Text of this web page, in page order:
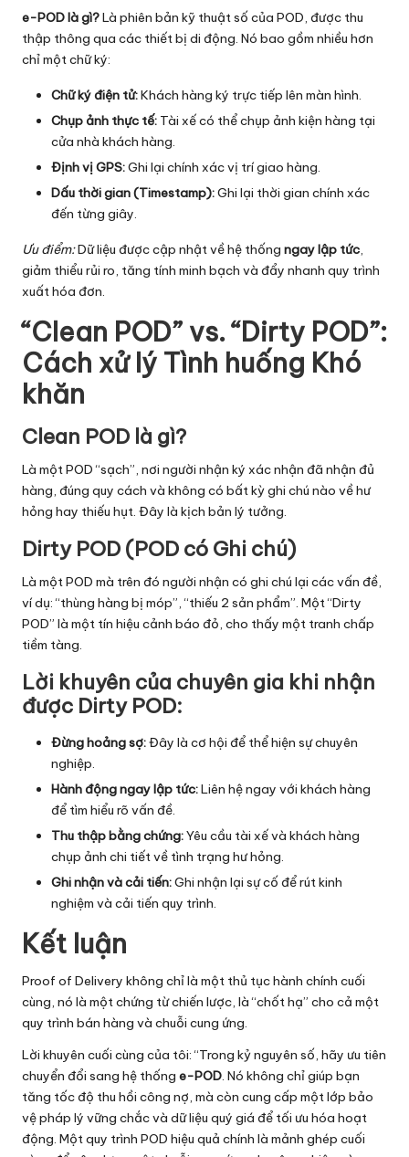
e-POD là gì?Là phiên bản kỹ thuật số của POD, được thu
thập thông qua các thiết bị di động. Nó bao gồm nhiều hơn
chỉ một chữ ký:
Chữ ký điện tử:Khách hàng ký trực tiếp lên màn hình.
Chụp ảnh thực tế: Tài xế có thể chụp ảnh kiện hàng tại
cửa nhà khách hàng.
Định vị GPS:Ghi lại chính xác vị trí giao hàng.
Dấu thời gian (Timestamp):Ghi lại thời gian chính xác
đến từng giây.
Ưu điểm:Dữ liệu được cập nhật về hệ thống ngay lập tức,
giảm thiểu rủi ro, tăng tính minh bạch và đẩy nhanh quy trình
xuất hóa đơn.
“Clean POD” vs. “Dirty POD”:
Cách xử lý Tình huống Khó
khăn
Clean POD là gì?
Là một POD “sạch”, nơi người nhận ký xác nhận đã nhận đủ
hàng, đúng quy cách và không có bất kỳ ghi chú nào về hư
hỏng hay thiếu hụt. Đây là kịch bản lý tưởng.
Dirty POD (POD có Ghi chú)
Là một POD mà trên đó người nhận có ghi chú lại các vấn đề,
ví dụ: “thùng hàng bị móp”, “thiếu 2 sản phẩm”. Một “Dirty
POD” là một tín hiệu cảnh báo đỏ, cho thấy một tranh chấp
tiềm tàng.
Lời khuyên của chuyên gia khi nhận
được Dirty POD:
Đừng hoảng sợ:Đây là cơ hội để thể hiện sự chuyên
nghiệp.
Hành động ngay lập tức:Liên hệ ngay với khách hàng
để tìm hiểu rõ vấn đề.
Thu thập bằng chứng:Yêu cầu tài xế và khách hàng
chụp ảnh chi tiết về tình trạng hư hỏng.
Ghi nhận và cải tiến:Ghi nhận lại sự cố để rút kinh
nghiệm và cải tiến quy trình.
Kết luận
Proof of Delivery không chỉ là một thủ tục hành chính cuối
cùng, nó là một chứng từ chiến lược, là “chốt hạ” cho cả một
quy trình bán hàng và chuỗi cung ứng.
Lời khuyên cuối cùng của tôi: “Trong kỷ nguyên số, hãy ưu tiên
chuyển đổi sang hệ thống e-POD. Nó không chỉ giúp bạn
tăng tốc độ thu hồi công nợ, mà còn cung cấp một lớp bảo
vệ pháp lý vững chắc và dữ liệu quý giá để tối ưu hóa hoạt
động. Một quy trình POD hiệu quả chính là mảnh ghép cuối